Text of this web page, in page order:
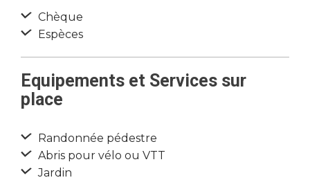
Chèque
Espèces
Equipements et Services sur
place
Randonnée pédestre
Abris pour vélo ou VTT
Jardin